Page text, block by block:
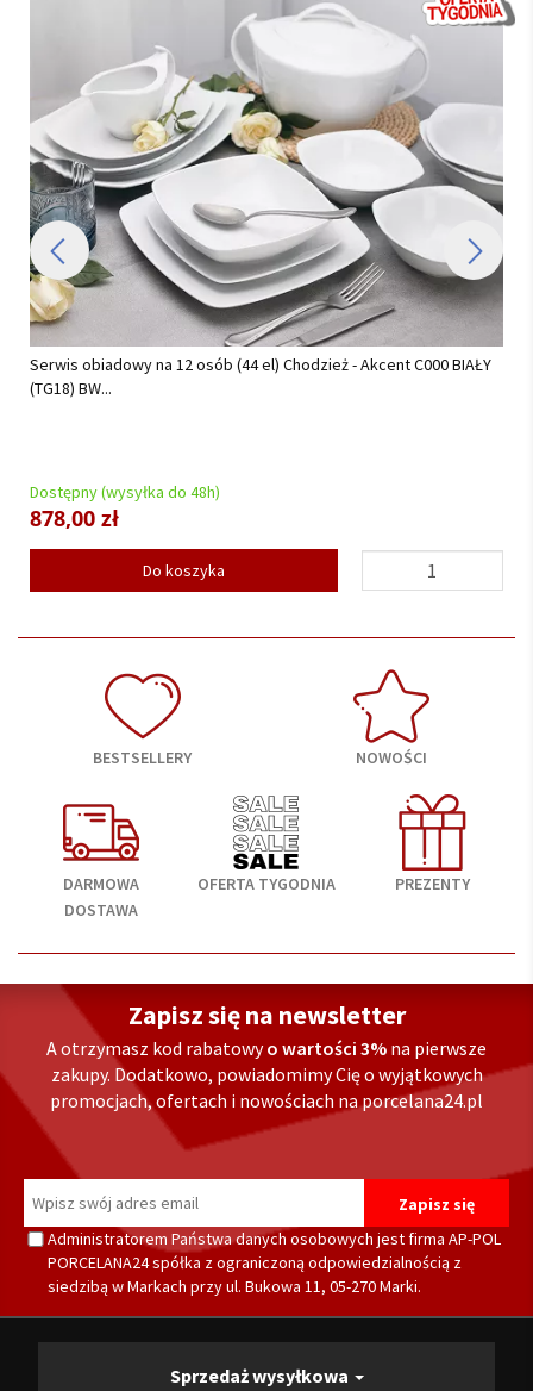
Serwis obiadowy na 12 osób (41el.) Lubiana - Daisy...
Dostępny (wysyłka do 48h)
959,00 zł
Do koszyka
BESTSELLERY NOWOŚCI
DARMOWA
DOSTAWA
OFERTA TYGODNIA PREZENTY
Zapisz się na newsletter
A otrzymasz kod rabatowyo wartości 3% na pierwsze
zakupy. Dodatkowo, powiadomimy Cię o wyjątkowych
promocjach, ofertach i nowościach na porcelana24.pl
Administratorem Państwa danych osobowych jest firma AP-POL
PORCELANA24 spółka z ograniczoną odpowiedzialnością z
siedzibą w Markach przy ul. Bukowa 11, 05-270 Marki.
Sprzedaż wysyłkowa